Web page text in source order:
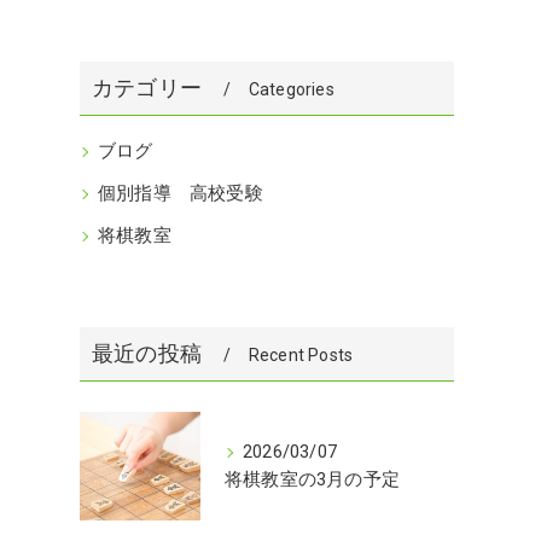
カテゴリー Categories
ブログ
個別指導 高校受験
将棋教室
最近の投稿 Recent Posts
2026/03/07
将棋教室の3月の予定